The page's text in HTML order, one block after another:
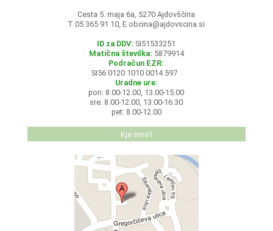
Cesta 5. maja 6a, 5270 Ajdovščina
T 05 365 91 10, E obcina@ajdovscina.si
ID za DDV: SI51533251
Matična številka: 5879914
Podračun EZR:
SI56 0120 1010 0014 597
Uradne ure:
pon: 8.00-12.00, 13.00-15.00
sre: 8.00-12.00, 13.00-16.30
pet: 8.00-12.00
Kje smo?